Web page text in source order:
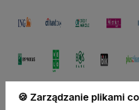
🍪 Zarządzanie plikami